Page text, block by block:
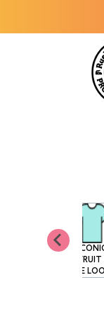
T-SHIRT 205
THE